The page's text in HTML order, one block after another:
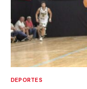
DEPORTES